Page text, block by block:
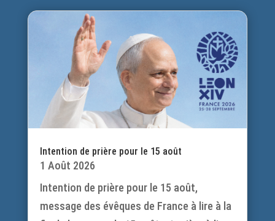
Intention de prière pour le 15 août
1 Août 2026
Intention de prière pour le 15 août,
message des évêques de France à lire à la